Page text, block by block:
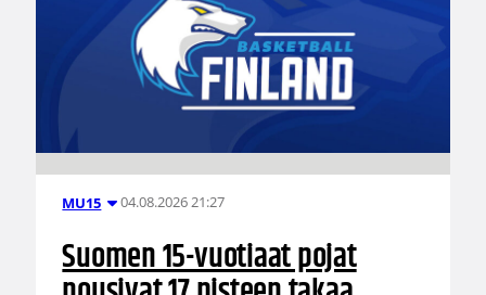
MU15 04.08.2026 21:27
Suomen 15-vuotiaat pojat